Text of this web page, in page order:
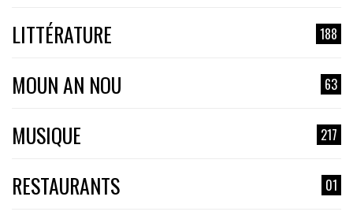
LITTÉRATURE 188
MOUN AN NOU 63
MUSIQUE 217
RESTAURANTS 01